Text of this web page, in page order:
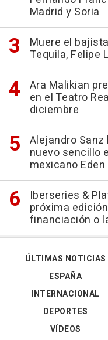
Madrid y Soria
Muere el
Tequila, Felipe
Ara Malikian
en el Teatro
diciembre
Alejandro
nuevo sencillo
mexicano
Iberseries &
próxima
financiación o
ÚLTIMAS NOTICIAS
ESPAÑA
INTERNACIONAL
DEPORTES
VÍDEOS